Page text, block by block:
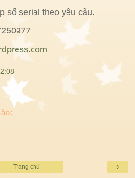
số serial theo yêu cầu.
›
Trang chủ